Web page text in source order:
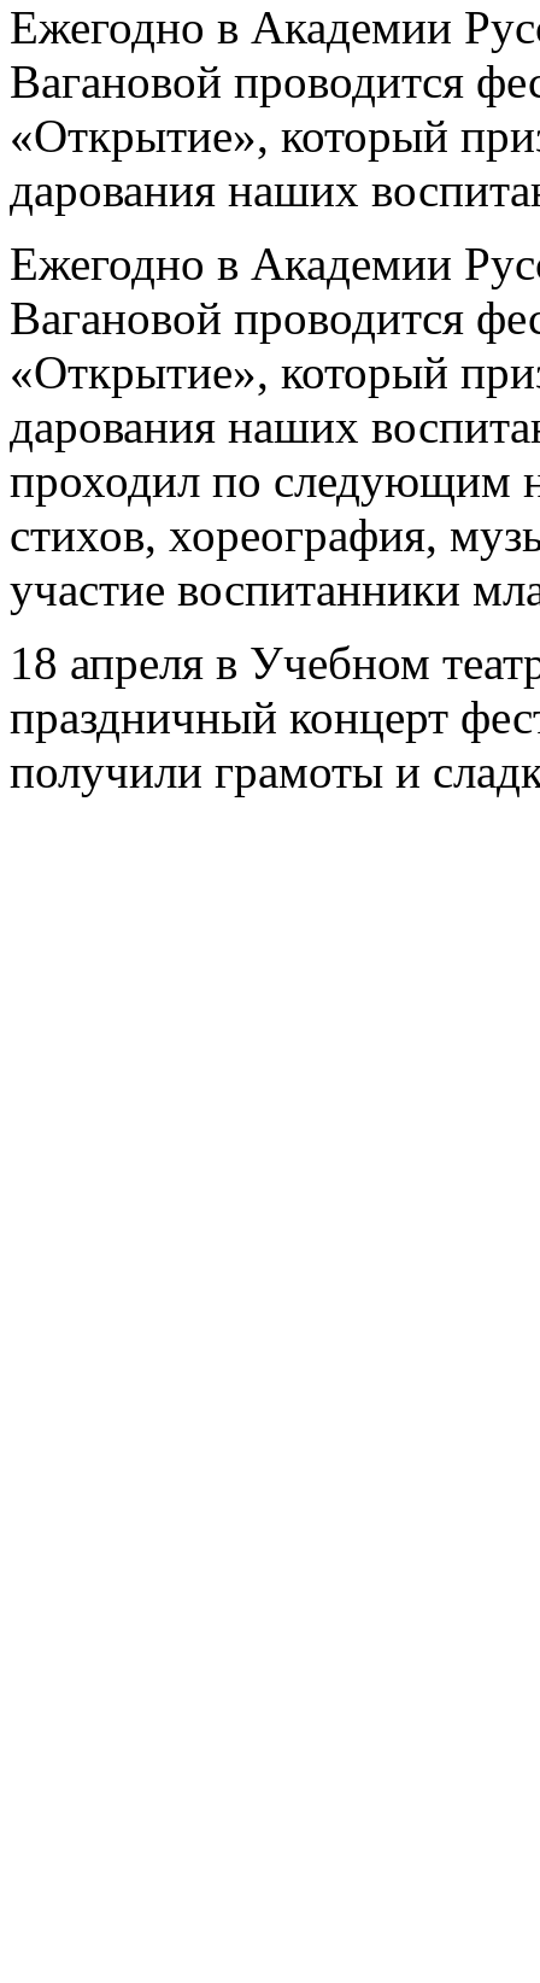
Ежегодно в Академии
Вагановой проводится
«Открытие», который
дарования наших
Ежегодно в Академии
Вагановой проводится
«Открытие», который
дарования наших
проходил по следующим
стихов, хореография,
участие воспитанники
18 апреля в Учебном
праздничный концерт
получили грамоты и